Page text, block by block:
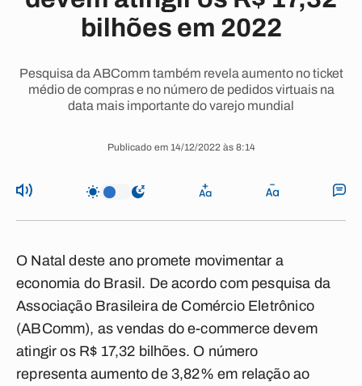
bilhões em 2022
Pesquisa da ABComm também revela aumento no ticket
médio de compras e no número de pedidos virtuais na
data mais importante do varejo mundial
Publicado em 14/12/2022 às 8:14
O Natal deste ano promete movimentar a
economia do Brasil. De acordo com pesquisa da
Associação Brasileira de Comércio Eletrônico
(ABComm), as vendas do e-commerce devem
atingir os R$ 17,32 bilhões. O número
representa aumento de 3,82% em relação ao